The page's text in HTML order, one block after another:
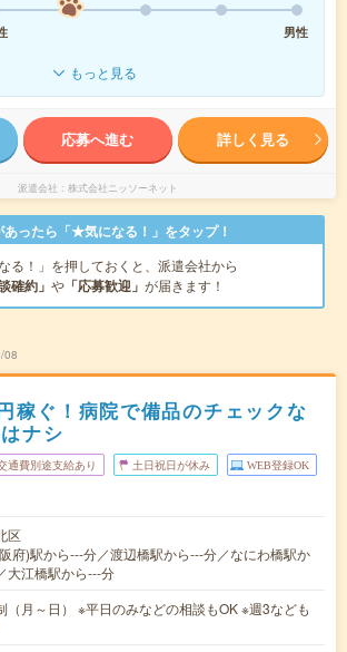
男性
もっと見る
応募へ進む 詳しく見る
派遣会社 株式会社ニッソーネット
あったら「★気になる！」をタップ！
なる！」を押しておくと、派遣会社から
確約」 や 「応募歓迎」 が届きます！
08
稼ぐ！病院で備品のチェックな
ナシ
通費別途支給あり 土日祝日が休み WEB登録OK
区
府)駅から---分／渡辺橋駅から---分／なにわ橋駅か
大江橋駅から---分
（月～日） ※平日のみなどの相談もOK ※週3なども